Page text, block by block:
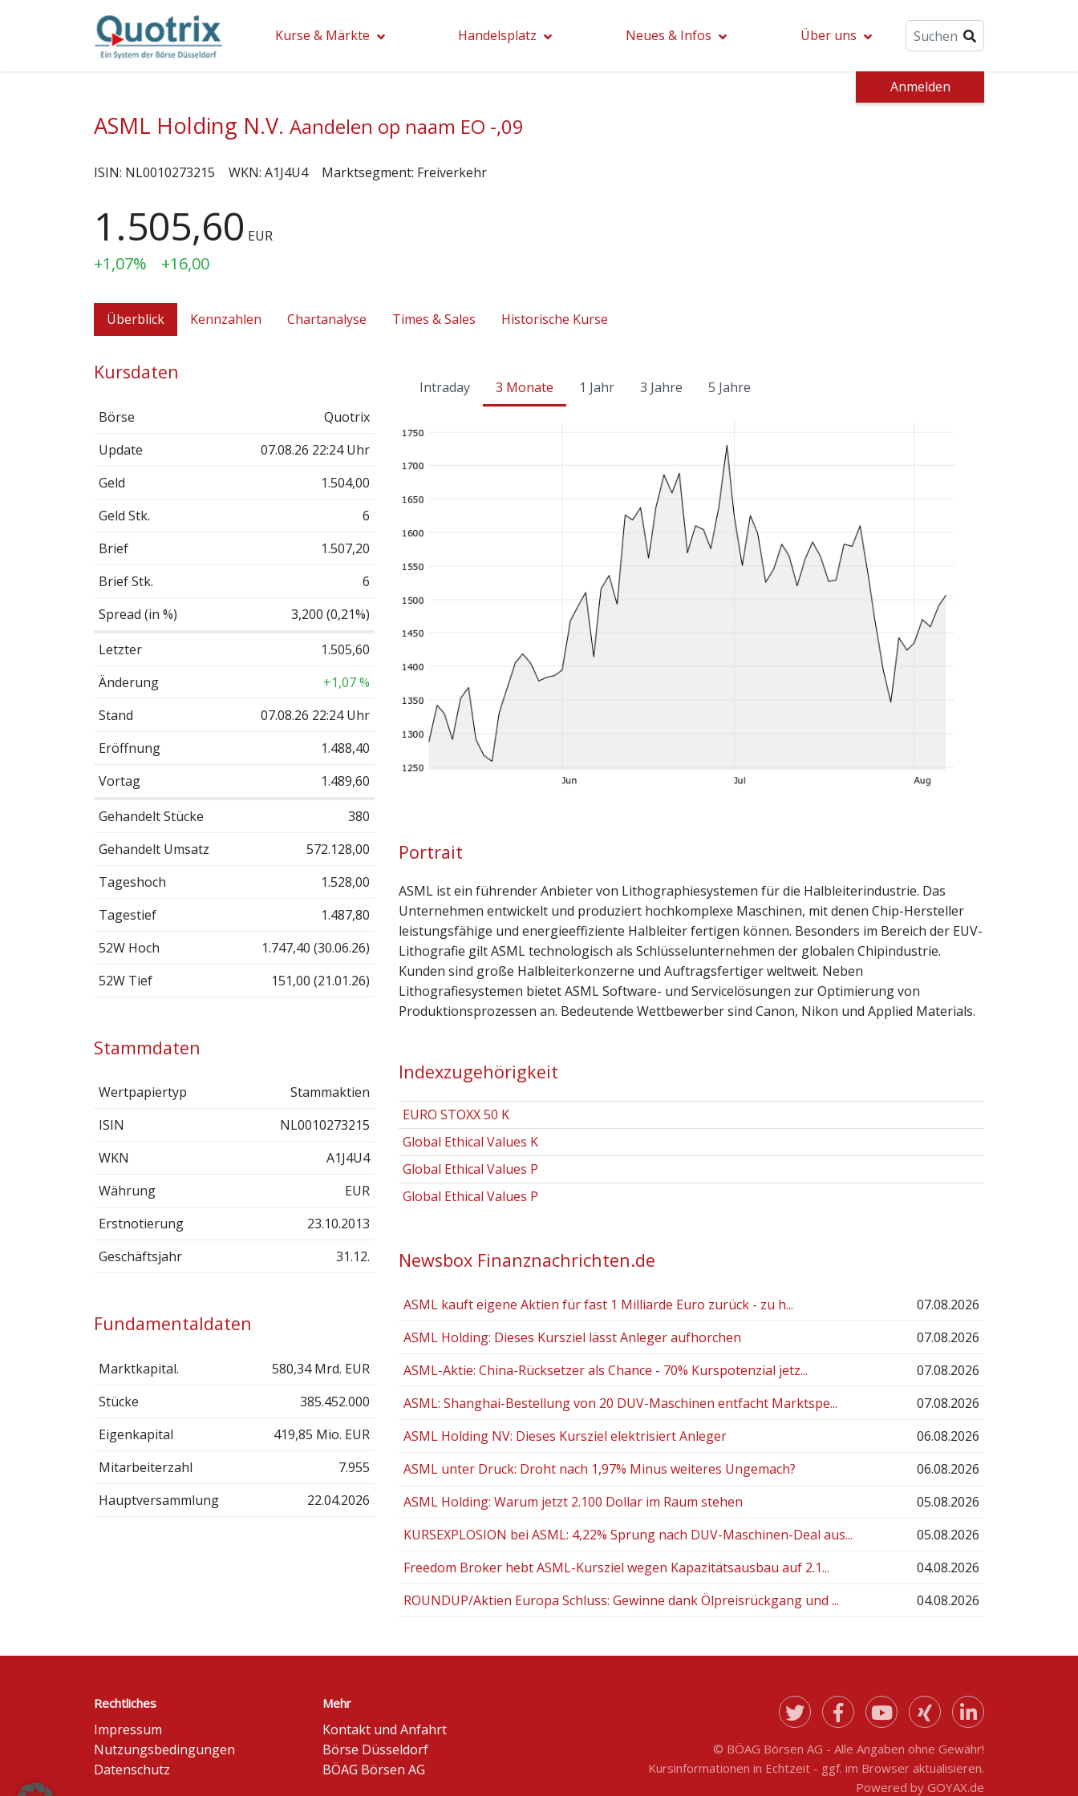
Kurse & Märkte Handelsplatz Neues & Infos Über uns
Anmelden
ASML Holding N.V. Aandelen op naam EO -,09
ISIN: NL0010273215 WKN: A1J4U4 Marktsegment: Freiverkehr
1.505,60 EUR
+1,07% +16,00
Überblick Kennzahlen Chartanalyse Times & Sales Historische Kurse
Kursdaten
Börse
Quotrix
Update
07.08.26 22:24 Uhr
Geld
1.504,00
Geld Stk.
6
Brief
1.507,20
Brief Stk.
6
Spread (in %)
3,200 (0,21%)
Letzter
1.505,60
Änderung
+1,07 %
Stand
07.08.26 22:24 Uhr
Eröffnung
1.488,40
Vortag
1.489,60
Gehandelt Stücke
380
Gehandelt Umsatz
572.128,00
Tageshoch
1.528,00
Tagestief
1.487,80
52W Hoch
1.747,40 (30.06.26)
52W Tief
151,00 (21.01.26)
Stammdaten
Wertpapiertyp
Stammaktien
ISIN
NL0010273215
WKN
A1J4U4
Währung
EUR
Erstnotierung
23.10.2013
Geschäftsjahr
31.12.
Fundamentaldaten
Marktkapital.
580,34 Mrd. EUR
Stücke
385.452.000
Eigenkapital
419,85 Mio. EUR
Mitarbeiterzahl
7.955
Hauptversammlung
22.04.2026
Intraday 3 Monate 1 Jahr 3 Jahre 5 Jahre
Portrait
ASML ist ein führender Anbieter von Lithographiesystemen für die Halbleiterindustrie. Das
Unternehmen entwickelt und produziert hochkomplexe Maschinen, mit denen Chip-Hersteller
leistungsfähige und energieeffiziente Halbleiter fertigen können. Besonders im Bereich der EUV-
Lithografie gilt ASML technologisch als Schlüsselunternehmen der globalen Chipindustrie.
Kunden sind große Halbleiterkonzerne und Auftragsfertiger weltweit. Neben
Lithografiesystemen bietet ASML Software- und Servicelösungen zur Optimierung von
Produktionsprozessen an. Bedeutende Wettbewerber sind Canon, Nikon und Applied Materials.
Indexzugehörigkeit
EURO STOXX 50 K
Global Ethical Values K
Global Ethical Values P
Global Ethical Values P
Newsbox Finanznachrichten.de
ASML kauft eigene Aktien für fast 1 Milliarde Euro zurück - zu h...
07.08.2026
ASML Holding: Dieses Kursziel lässt Anleger aufhorchen
07.08.2026
ASML-Aktie: China-Rücksetzer als Chance - 70% Kurspotenzial jetz...
07.08.2026
ASML: Shanghai-Bestellung von 20 DUV-Maschinen entfacht Marktspe...
07.08.2026
ASML Holding NV: Dieses Kursziel elektrisiert Anleger
06.08.2026
ASML unter Druck: Droht nach 1,97% Minus weiteres Ungemach?
06.08.2026
ASML Holding: Warum jetzt 2.100 Dollar im Raum stehen
05.08.2026
KURSEXPLOSION bei ASML: 4,22% Sprung nach DUV-Maschinen-Deal aus...
05.08.2026
Freedom Broker hebt ASML-Kursziel wegen Kapazitätsausbau auf 2.1...
04.08.2026
ROUNDUP/Aktien Europa Schluss: Gewinne dank Ölpreisrückgang und ...
04.08.2026
Rechtliches
Impressum
Nutzungsbedingungen
Datenschutz
Mehr
Kontakt und Anfahrt
Börse Düsseldorf
BÖAG Börsen AG
© BÖAG Börsen AG - Alle Angaben ohne Gewähr!
Kursinformationen in Echtzeit - ggf. im Browser aktualisieren.
Powered by GOYAX.de